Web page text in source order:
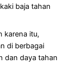
baja tahan
karena itu,
di berbagai
dan daya tahan